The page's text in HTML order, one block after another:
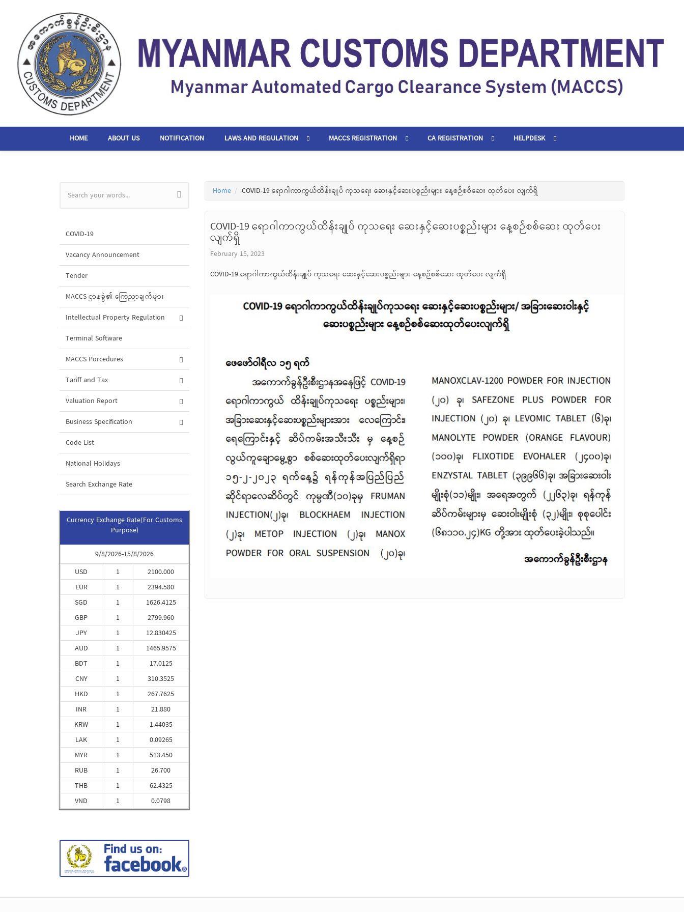
HOME ABOUT US NOTIFICATION LAWS AND REGULATION MACCS REGISTRATION CA REGISTRATION HELPDESK
Search form
COVID-19
Vacancy Announcement
Tender
MACCS ဌာနခွဲ၏ ကြေညာချက်များ
Intellectual Property Regulation
Terminal Software
MACCS Porcedures
Tariff and Tax
Valuation Report
Business Specification
Code List
National Holidays
Search Exchange Rate
Currency Exchange Rate(For Customs
Purpose)
9/8/2026-15/8/2026
USD
EUR
SGD
GBP
JPY
AUD
BDT
CNY
HKD
INR
KRW
LAK
MYR
RUB
THB
VND
1
1
1
1
1
1
1
1
1
1
1
1
1
1
1
1
2100.000
2394.580
1626.4125
2799.960
12.830425
1465.9575
17.0125
310.3525
267.7625
21.880
1.44035
0.09265
513.450
26.700
62.4325
0.0798
Home COVID-19 ရောဂါကာကွယ်ထိန်းချုပ် ကုသရေး ဆေးနှင့်ဆေးပစ္စည်းများ နေ့စဉ်စစ်ဆေး ထုတ်ပေး လျက်ရှိ
COVID-19 ရောဂါကာကွယ်ထိန်းချုပ် ကုသရေး ဆေးနှင့်ဆေးပစ္စည်းများ နေ့စဉ်စစ်ဆေး ထုတ်ပေး
လျက်ရှိ
February 15, 2023
COVID-19 ရောဂါကာကွယ်ထိန်းချုပ် ကုသရေး ဆေးနှင့်ဆေးပစ္စည်းများ နေ့စဉ်စစ်ဆေး ထုတ်ပေး လျက်ရှိ